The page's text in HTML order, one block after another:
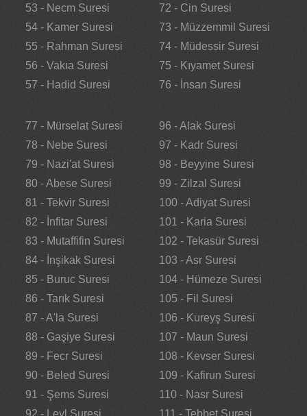
53 - Necm Suresi
54 - Kamer Suresi
55 - Rahman Suresi
56 - Vakıa Suresi
57 - Hadid Suresi
72 - Cin Suresi
73 - Müzzemmil Suresi
74 - Müdessir Suresi
75 - Kıyamet Suresi
76 - İnsan Suresi
77 - Mürselat Suresi
78 - Nebe Suresi
79 - Nazi'at Suresi
80 - Abese Suresi
81 - Tekvir Suresi
82 - İnfitar Suresi
83 - Mutaffifin Suresi
84 - İnşikak Suresi
85 - Buruc Suresi
86 - Tarık Suresi
87 - A'la Suresi
88 - Gaşiye Suresi
89 - Fecr Suresi
90 - Beled Suresi
91 - Şems Suresi
92 - Leyl Suresi
96 - Alak Suresi
97 - Kadr Suresi
98 - Beyyine Suresi
99 - Zilzal Suresi
100 - Adiyat Suresi
101 - Karia Suresi
102 - Tekasür Suresi
103 - Asr Suresi
104 - Hümeze Suresi
105 - Fil Suresi
106 - Kureyş Suresi
107 - Maun Suresi
108 - Kevser Suresi
109 - Kafirun Suresi
110 - Nasr Suresi
111 - Tebbet Suresi